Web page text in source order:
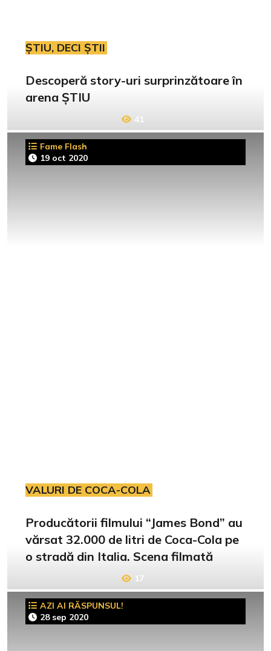
ȘTIU, DECI ȘTII
Descoperă story-uri surprinzătoare în
arena ȘTIU
41
Fame Flash
19 oct 2020
VALURI DE COCA-COLA
Producătorii filmului “James Bond” au
vărsat 32.000 de litri de Coca-Cola pe
o stradă din Italia. Scena filmată
17
AZI AI RĂSPUNSUL!
28 sep 2020